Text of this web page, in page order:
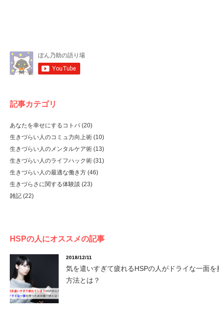
記事カテゴリ
あなたを幸せにするコトバ(20)
生きづらい人のコミュ力向上術 (10)
生きづらい人のメンタルケア術 (13)
生きづらい人のライフハック術 (31)
生きづらい人の最適な働き方 (46)
生きづらさに関する体験談 (23)
雑記 (22)
HSPの人にオススメの記事
2018/12/11
気を遣いすぎて疲れるHSPの人がドライな一面を
方法とは？